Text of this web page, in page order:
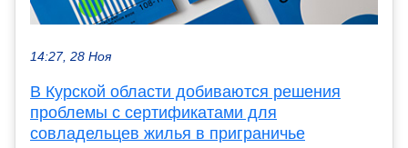
14:27, 28 Ноя
В Курской области добиваются решения
проблемы с сертификатами для
совладельцев жилья в приграничье